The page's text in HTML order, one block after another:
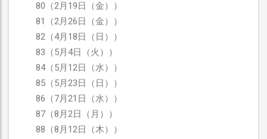
80（2月19日（金））
81（2月26日（金））
82（4月18日（日））
83（5月4日（火））
84（5月12日（水））
85（5月23日（日））
86（7月21日（水））
87（8月2日（月））
88（8月12日（木））